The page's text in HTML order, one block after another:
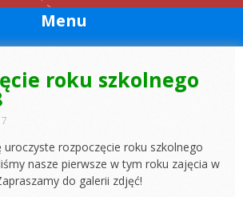
Menu
roku szkolnego
uroczyste rozpoczęcie roku szkolnego
nasze pierwsze w tym roku zajęcia w
do galerii zdjęć!